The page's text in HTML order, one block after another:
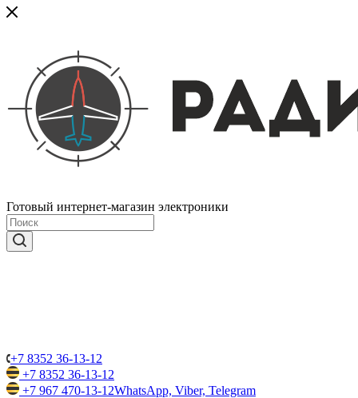
Готовый интернет-магазин электроники
+7 8352 36-13-12
+7 8352 36-13-12
+7 967 470-13-12WhatsApp, Viber, Telegram